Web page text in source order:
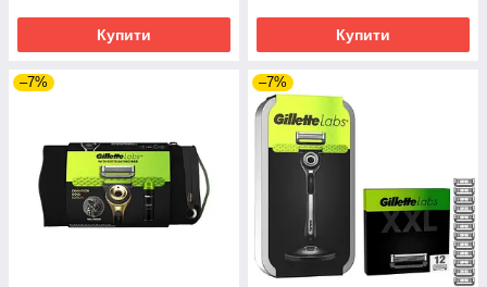
Купити Купити
–7% –7%